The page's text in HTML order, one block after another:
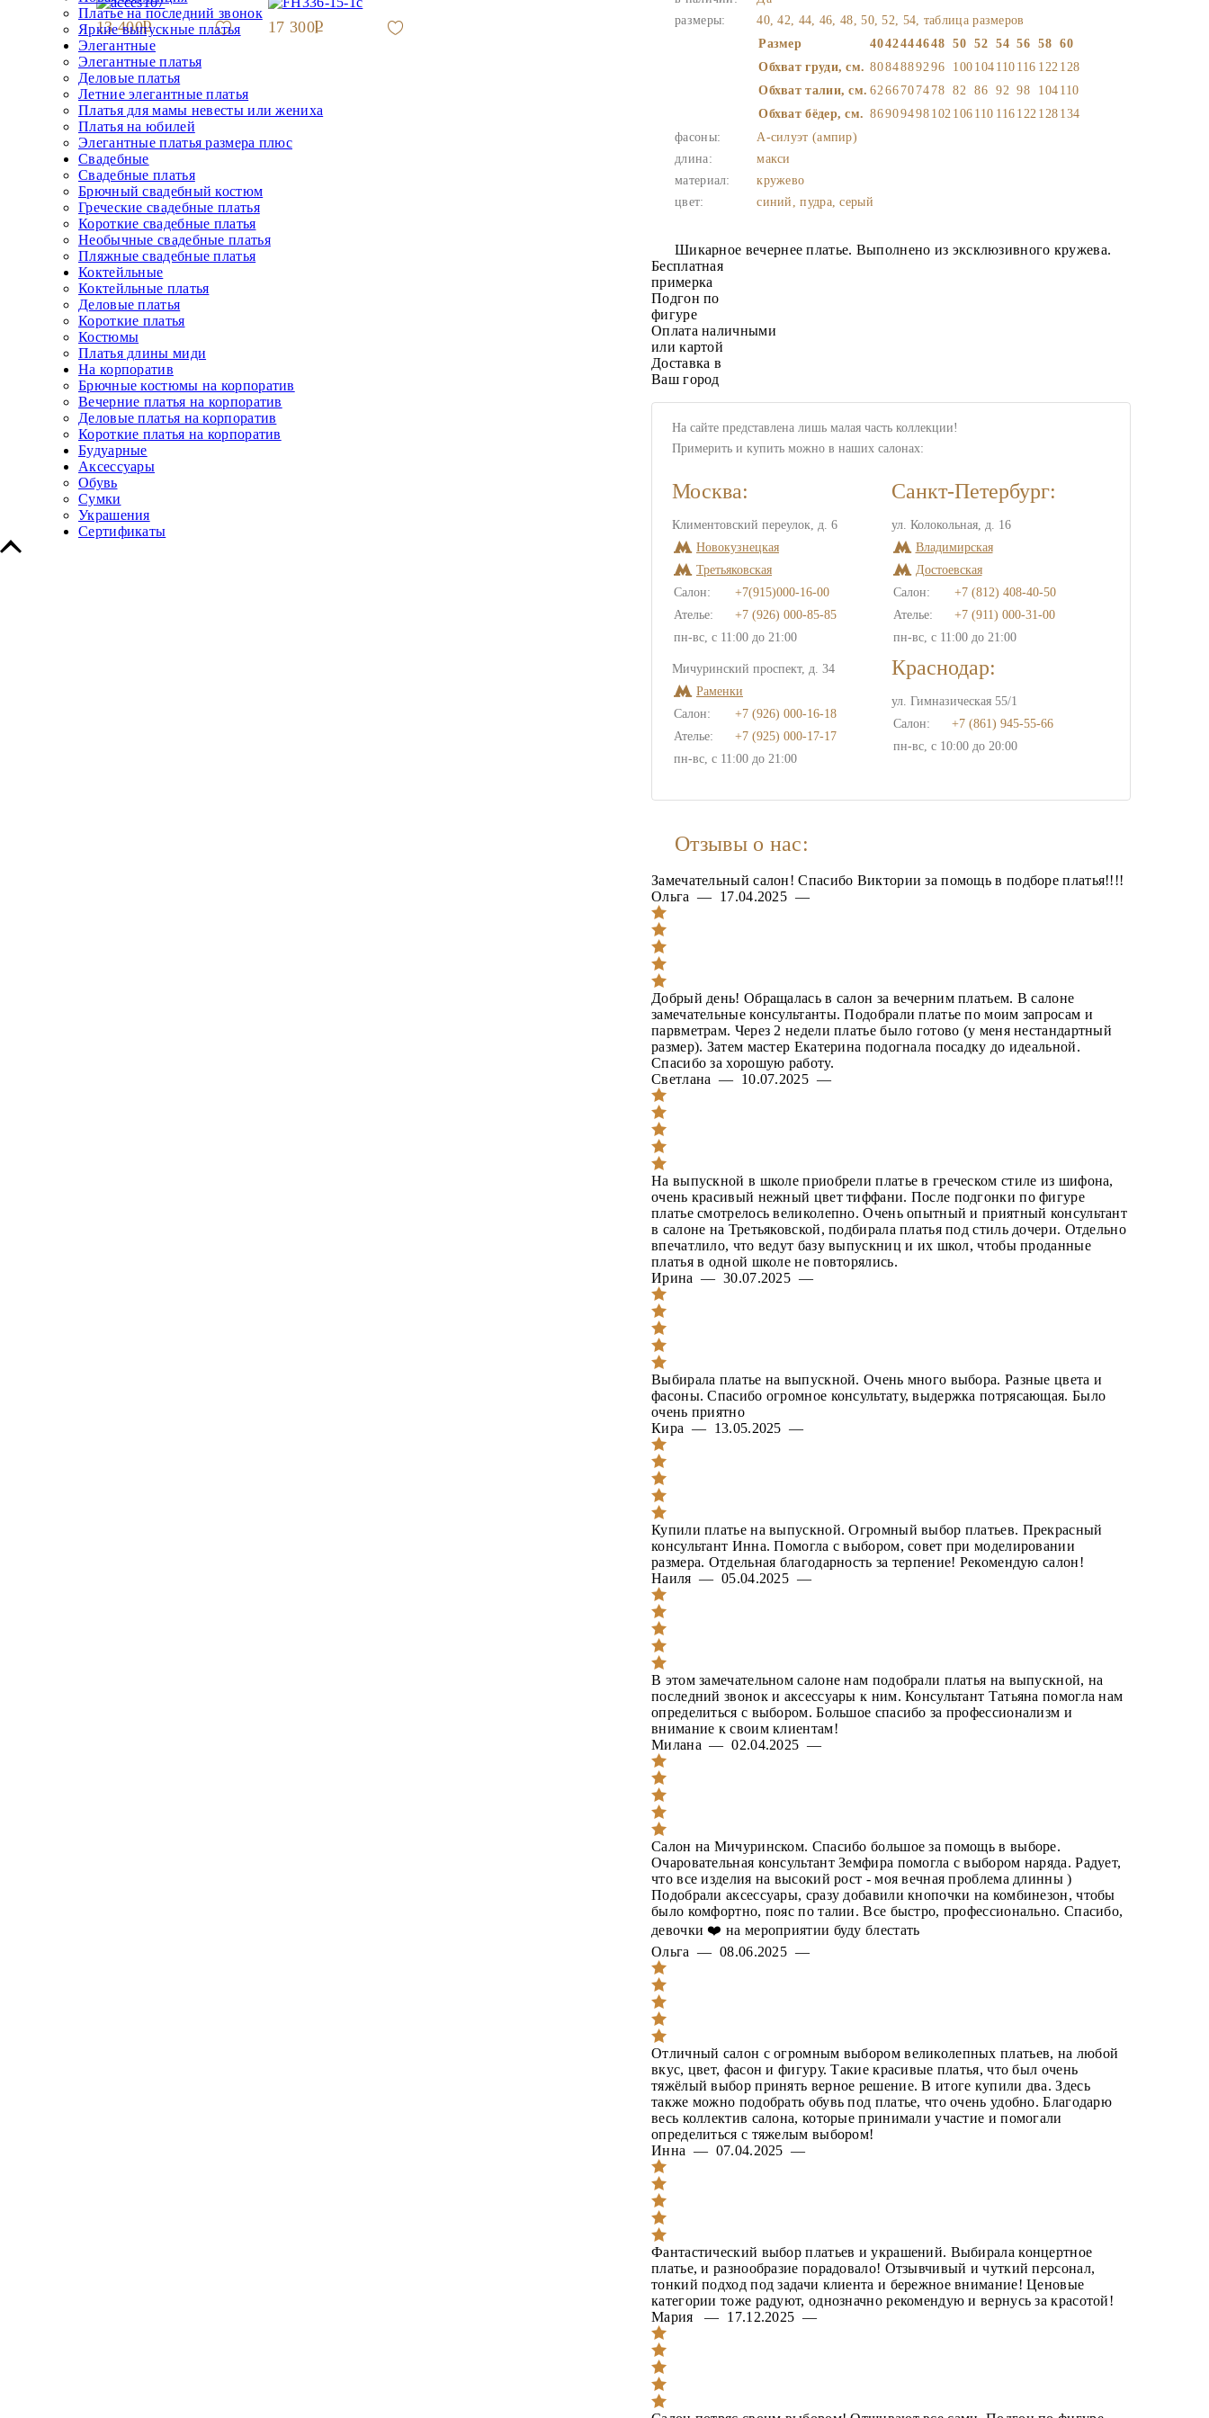
Платье на последний звонок
Яркие выпускные платья
Элегантные
Элегантные платья
Деловые платья
Летние элегантные платья
Платья для мамы невесты или жениха
Платья на юбилей
Элегантные платья размера плюс
Свадебные
Свадебные платья
Брючный свадебный костюм
Греческие свадебные платья
Короткие свадебные платья
Необычные свадебные платья
Пляжные свадебные платья
Коктейльные
Коктейльные платья
Деловые платья
Короткие платья
Костюмы
Платья длины миди
На корпоратив
Брючные костюмы на корпоратив
Вечерние платья на корпоратив
Деловые платья на корпоратив
Короткие платья на корпоратив
Будуарные
Аксессуары
Обувь
Сумки
Украшения
Сертификаты
13 400 17 300
размеры:
40, 42, 44, 46, 48, 50, 52, 54, таблица размеров
Размер
4042444648 50 52 54 56 58
60
Обхват груди, см. 8084889296 100 104 110 116 122 128
Обхват талии, см. 6266 70 74 78 82 86 92 98 104 110
Обхват бёдер, см. 86909498 102 106 110 116 122 128 134
фасоны:
А-силуэт (ампир)
длина:
макси
материал:
кружево
цвет:
синий, пудра, серый
Шикарное вечернее платье. Выполнено из эксклюзивного кружева.
Бесплатная
примерка
Подгон по
фигуре
Оплата наличными
или картой
Доставка в
Ваш город
На сайте представлена лишь малая часть коллекции!
Примерить и купить можно в наших салонах:
Москва:
Климентовский переулок, д. 6
Новокузнецкая
Третьяковская
Салон:
+7(915)000-16-00
Ателье:
+7 (926) 000-85-85
пн-вс, с 11:00 до 21:00
Санкт-Петербург:
ул. Колокольная, д. 16
Владимирская
Достоевская
Салон:
+7 (812) 408-40-50
Ателье:
+7 (911) 000-31-00
пн-вс, с 11:00 до 21:00
Мичуринский проспект, д. 34
Раменки
Салон:
+7 (926) 000-16-18
Ателье:
+7 (925) 000-17-17
пн-вс, с 11:00 до 21:00
Краснодар:
ул. Гимназическая 55/1
Салон:
+7 (861) 945-55-66
пн-вс, с 10:00 до 20:00
Отзывы о нас:
Замечательный салон! Спасибо Виктории за помощь в подборе платья!!!!
Ольга — 17.04.2025 —
Добрый день! Обращалась в салон за вечерним платьем. В салоне
замечательные консультанты. Подобрали платье по моим запросам и
парвметрам. Через 2 недели платье было готово (у меня нестандартный
размер). Затем мастер Екатерина подогнала посадку до идеальной.
Спасибо за хорошую работу.
Светлана — 10.07.2025 —
На выпускной в школе приобрели платье в греческом стиле из шифона,
очень красивый нежный цвет тиффани. После подгонки по фигуре
платье смотрелось великолепно. Очень опытный и приятный консультант
в салоне на Третьяковской, подбирала платья под стиль дочери. Отдельно
впечатлило, что ведут базу выпускниц и их школ, чтобы проданные
платья в одной школе не повторялись.
Ирина — 30.07.2025 —
Выбирала платье на выпускной. Очень много выбора. Разные цвета и
фасоны. Спасибо огромное консультату, выдержка потрясающая. Было
очень приятно
Кира — 13.05.2025 —
Купили платье на выпускной. Огромный выбор платьев. Прекрасный
консультант Инна. Помогла с выбором, совет при моделировании
размера. Отдельная благодарность за терпение! Рекомендую салон!
Наиля — 05.04.2025 —
В этом замечательном салоне нам подобрали платья на выпускной, на
последний звонок и аксессуары к ним. Консультант Татьяна помогла нам
определиться с выбором. Большое спасибо за профессионализм и
внимание к своим клиентам!
Милана — 02.04.2025 —
Салон на Мичуринском. Спасибо большое за помощь в выборе.
Очаровательная консультант Земфира помогла с выбором наряда. Радует,
что все изделия на высокий рост - моя вечная проблема длинны )
Подобрали аксессуары, сразу добавили кнопочки на комбинезон, чтобы
было комфортно, пояс по талии. Все быстро, профессионально. Спасибо,
девочки ❤️ на мероприятии буду блестать
Ольга — 08.06.2025 —
Отличный салон с огромным выбором великолепных платьев, на любой
вкус, цвет, фасон и фигуру. Такие красивые платья, что был очень
тяжёлый выбор принять верное решение. В итоге купили два. Здесь
также можно подобрать обувь под платье, что очень удобно. Благодарю
весь коллектив салона, которые принимали участие и помогали
определиться с тяжелым выбором!
Инна — 07.04.2025 —
Фантастический выбор платьев и украшений. Выбирала концертное
платье, и разнообразие порадовало! Отзывчивый и чуткий персонал,
тонкий подход под задачи клиента и бережное внимание! Ценовые
категории тоже радуют, однозначно рекомендую и вернусь за красотой!
Мария — 17.12.2025 —